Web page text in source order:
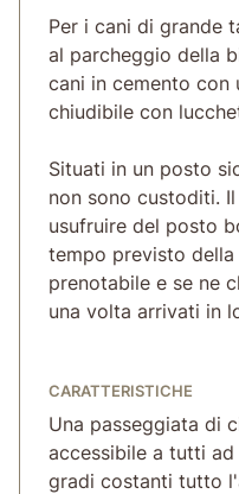
Per i cani di grande
al parcheggio della
cani in cemento con
chiudibile con
Situati in un posto
non sono custoditi.
usufruire del posto
tempo previsto
prenotabile e se ne
una volta arrivati in
CARATTERISTICHE
Una passeggiata di
accessibile a tutti
gradi costanti tutto